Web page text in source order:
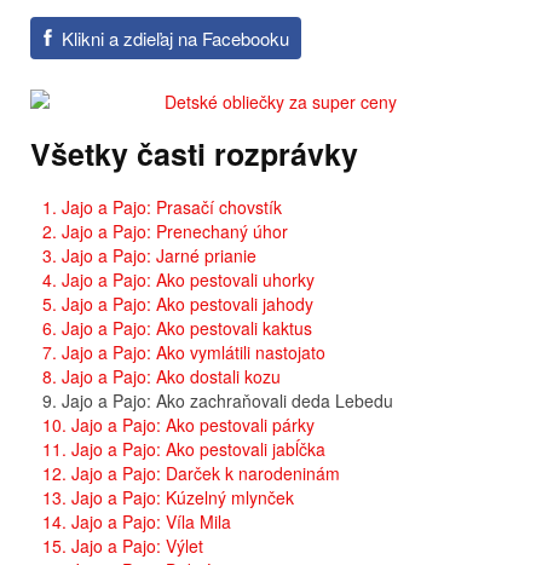
Klikni a zdieľaj na Facebooku
Všetky časti rozprávky
1. Jajo a Pajo: Prasačí chovstík
2. Jajo a Pajo: Prenechaný úhor
3. Jajo a Pajo: Jarné prianie
4. Jajo a Pajo: Ako pestovali uhorky
5. Jajo a Pajo: Ako pestovali jahody
6. Jajo a Pajo: Ako pestovali kaktus
7. Jajo a Pajo: Ako vymlátili nastojato
8. Jajo a Pajo: Ako dostali kozu
9. Jajo a Pajo: Ako zachraňovali deda Lebedu
10. Jajo a Pajo: Ako pestovali párky
11. Jajo a Pajo: Ako pestovali jabĺčka
12. Jajo a Pajo: Darček k narodeninám
13. Jajo a Pajo: Kúzelný mlynček
14. Jajo a Pajo: Víla Mila
15. Jajo a Pajo: Výlet